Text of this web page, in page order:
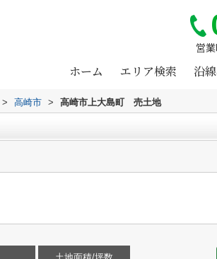
営
ホーム エリア検索 沿
> 高崎市 > 高崎市上大島町 売土地